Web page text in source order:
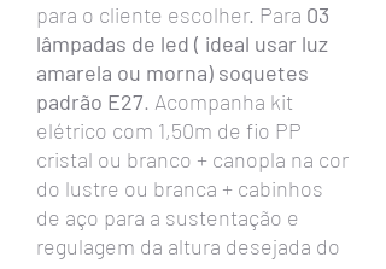
para o cliente escolher. Para 03
lâmpadas de led ( ideal usar luz
amarela ou morna) soquetes
padrão E27. Acompanha kit
elétrico com 1,50m de fio PP
cristal ou branco + canopla na cor
do lustre ou branca + cabinhos
de aço para a sustentação e
regulagem da altura desejada do